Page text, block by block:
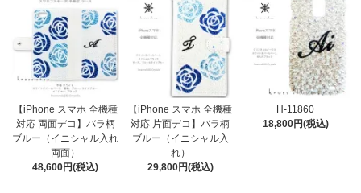
【iPhone スマホ 全機種
対応 両面デコ】バラ柄
ブルー（イニシャル入れ
両面）
48,600円(税込)
【iPhone スマホ 全機種
対応 片面デコ】バラ柄
ブルー（イニシャル入
れ）
29,800円(税込)
H-11860
18,800円(税込)